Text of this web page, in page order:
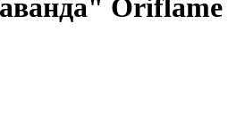
Oriflame